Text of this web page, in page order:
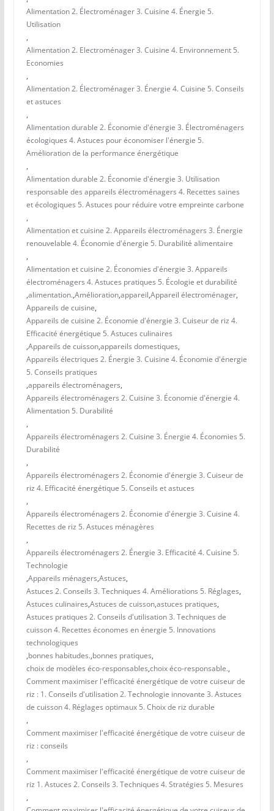
Alimentation 2. Électroménager 3. Cuisine 4. Énergie 5.
Utilisation
,
Alimentation 2. Electroménager 3. Cuisine 4. Environnement 5.
Economies
,
Alimentation 2. Électroménager 3. Énergie 4. Cuisine 5. Conseils
et astuces
,
Alimentation durable 2. Économie d'énergie 3. Électroménagers
écologiques 4. Astuces pour économiser l'énergie 5.
Amélioration de la performance énergétique
,
Alimentation durable 2. Économie d'énergie 3. Utilisation
responsable des appareils électroménagers 4. Recettes saines
et écologiques 5. Astuces pour réduire votre empreinte carbone
,
Alimentation et cuisine 2. Appareils électroménagers 3. Énergie
renouvelable 4. Économie d'énergie 5. Durabilité alimentaire
,
Alimentation et cuisine 2. Économies d'énergie 3. Appareils
électroménagers 4. Astuces pratiques 5. Écologie et durabilité
,alimentation.,Amélioration,appareil,Appareil électroménager,
Appareils de cuisine,
Appareils de cuisine 2. Économie d'énergie 3. Cuiseur de riz 4.
Efficacité énergétique 5. Astuces culinaires
,Appareils de cuisson,appareils domestiques,
Appareils électriques 2. Énergie 3. Cuisine 4. Économie d'énergie
5. Conseils pratiques
,appareils électroménagers,
Appareils électroménagers 2. Cuisine 3. Économie d'énergie 4.
Alimentation 5. Durabilité
,
Appareils électroménagers 2. Cuisine 3. Énergie 4. Économies 5.
Durabilité
,
Appareils électroménagers 2. Économie d'énergie 3. Cuiseur de
riz 4. Efficacité énergétique 5. Conseils et astuces
,
Appareils électroménagers 2. Économie d'énergie 3. Cuisine 4.
Recettes de riz 5. Astuces ménagères
,
Appareils électroménagers 2. Énergie 3. Efficacité 4. Cuisine 5.
Technologie
,Appareils ménagers,Astuces,
Astuces 2. Conseils 3. Techniques 4. Améliorations 5. Réglages,
Astuces culinaires,Astuces de cuisson,astuces pratiques,
Astuces pratiques 2. Conseils d'utilisation 3. Techniques de
cuisson 4. Recettes économes en énergie 5. Innovations
technologiques
,bonnes habitudes.,bonnes pratiques,
choix de modèles éco-responsables,choix éco-responsable.,
Comment maximiser l'efficacité énergétique de votre cuiseur de
riz : 1. Conseils d'utilisation 2. Technologie innovante 3. Astuces
de cuisson 4. Réglages optimaux 5. Choix de riz durable
,
Comment maximiser l'efficacité énergétique de votre cuiseur de
riz : conseils
,
Comment maximiser l'efficacité énergétique de votre cuiseur de
riz 1. Astuces 2. Conseils 3. Techniques 4. Stratégies 5. Mesures
,